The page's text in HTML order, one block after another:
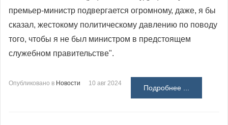
премьер-министр подвергается огромному, даже, я бы
сказал, жестокому политическому давлению по поводу
того, чтобы я не был министром в предстоящем
служебном правительстве".
Опубликовано в Новости 10 авг 2024
Подробнее ...